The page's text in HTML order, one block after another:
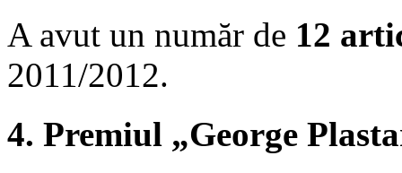
A avut un număr de 12
2011/2012.
4. Premiul „George